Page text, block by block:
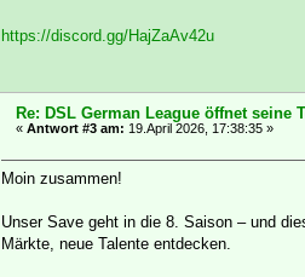
https://discord.gg/HajZaAv42u
Re: DSL German League öffnet seine
« Antwort #3 am: 19.April 2026, 17:38:35 »
Moin zusammen!
Unser Save geht in die 8. Saison – und
Märkte, neue Talente entdecken.